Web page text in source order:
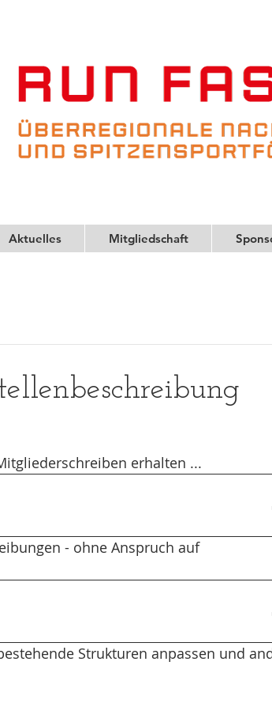
Aktuelles Mitgliedschaft
erhalten ...
- ohne Anspruch auf
Strukturen anpassen und